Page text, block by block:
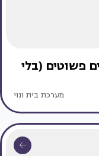
פשוטים (בלי
מערכת בית ונוי